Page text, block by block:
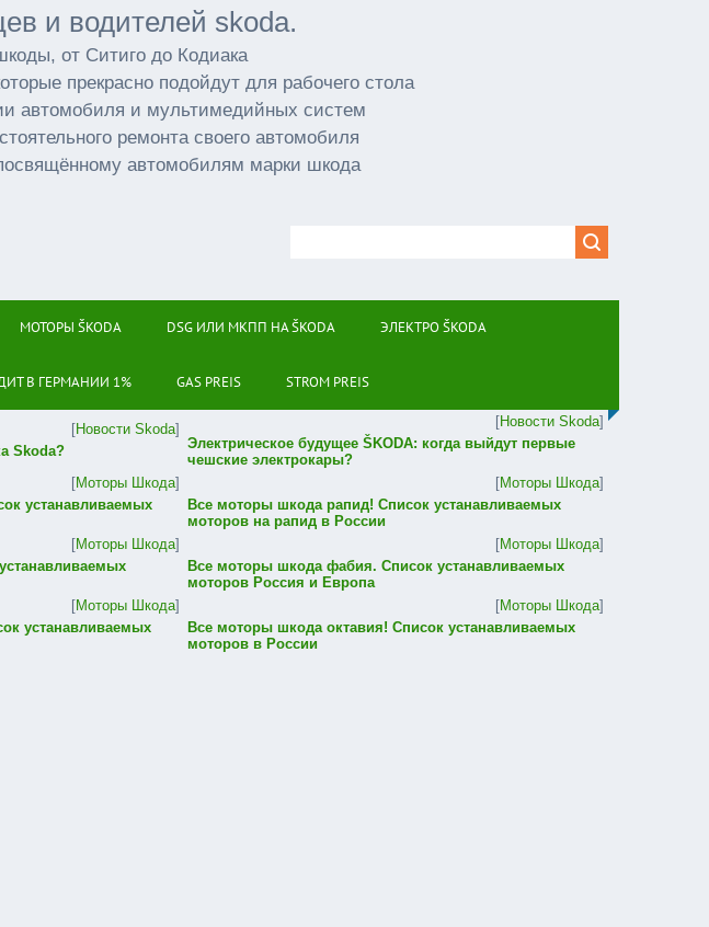
и водителей skoda.
от Ситиго до Кодиака
прекрасно подойдут для рабочего стола
автомобиля и мультимедийных систем
ремонта своего автомобиля
автомобилям марки шкода
МОТОРЫ ŠKODA DSG ИЛИ МКПП НА ŠKODA ЭЛЕКТРО ŠKODA
В ГЕРМАНИИ 1% GAS PREIS STROM PREIS
[Новости Skoda]
Skoda?
[Новости Skoda]
Электрическое будущее ŠKODA: когда выйдут первые
чешские электрокары?
[Моторы Шкода]
устанавливаемых
[Моторы Шкода]
Все моторы шкода рапид! Список устанавливаемых
моторов на рапид в России
[Моторы Шкода]
[Моторы Шкода]
Все моторы шкода фабия. Список устанавливаемых
моторов Россия и Европа
[Моторы Шкода]
устанавливаемых
[Моторы Шкода]
Все моторы шкода октавия! Список устанавливаемых
моторов в России